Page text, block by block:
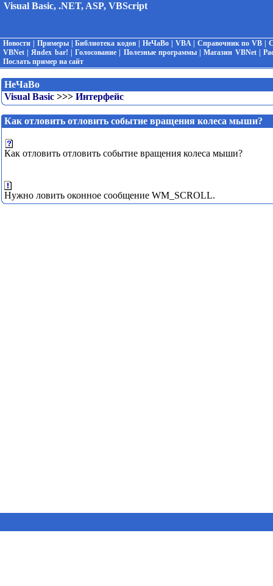
Visual Basic, .NET, ASP, VBScript
Новости Примеры|Библиотека кодов |НеЧаВо VBA| Справочник по VB |
VBNet |Яndex bar! |Голосование Полезные программы|Магазин VBNet|
Послать пример на сайт
НеЧаВо
Visual Basic >>> Интерфейс
Как отловить отловить событие вращения колеса мыши?
Как отловить отловить событие вращения колеса мыши?
Нужно ловить оконное сообщение WM_SCROLL.